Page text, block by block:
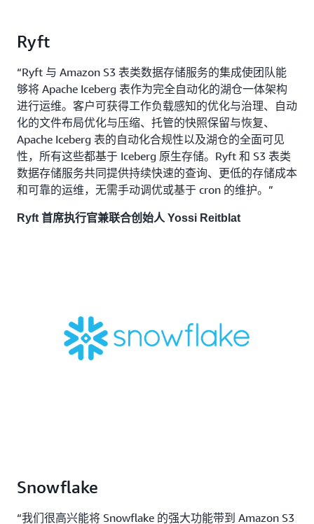
Ryft
“Ryft 与 Amazon S3 表类数据存储服务的集成使团队能
够将 Apache Iceberg 表作为完全自动化的湖仓一体架构
进行运维。客户可获得工作负载感知的优化与治理、自动
化的文件布局优化与压缩、托管的快照保留与恢复、
Apache Iceberg 表的自动化合规性以及湖仓的全面可见
性，所有这些都基于 Iceberg 原生存储。Ryft 和 S3 表类
数据存储服务共同提供持续快速的查询、更低的存储成本
和可靠的运维，无需手动调优或基于 cron 的维护。”
Ryft 首席执行官兼联合创始人 Yossi Reitblat
Snowflake
“我们很高兴能将 Snowflake 的强大功能带到 Amazon S3